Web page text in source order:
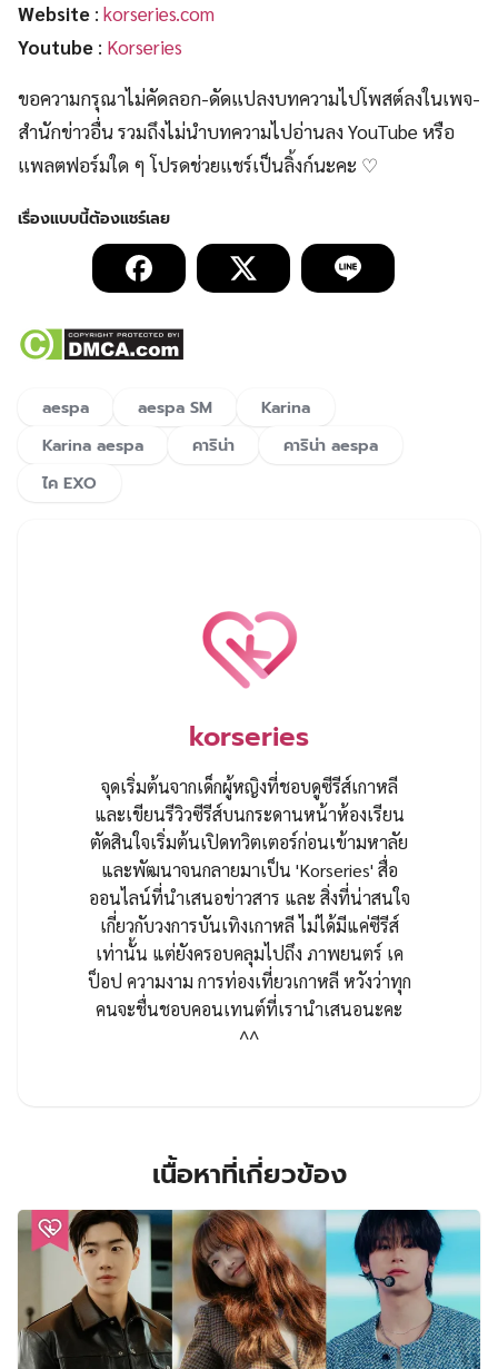
Website : korseries.com
Youtube : Korseries
ขอความกรุณาไม่คัดลอก-ดัดแปลงบทความไปโพสต์ลงในเพจ-
สำนักข่าวอื่น รวมถึงไม่นำบทความไปอ่านลง YouTube หรือ
แพลตฟอร์มใด ๆ โปรดช่วยแชร์เป็นลิ้งก์นะคะ ♡
aespa aespa SM
Karina
Karina aespa
คาริน่า
คาริน่า aespa
ไค EXO
korseries
จุดเริ่มต้นจากเด็กผู้หญิงที่ชอบดูซีรีส์เกาหลี
และเขียนรีวิวซีรีส์บนกระดานหน้าห้องเรียน
ตัดสินใจเริ่มต้นเปิดทวิตเตอร์ก่อนเข้ามหาลัย
และพัฒนาจนกลายมาเป็น 'Korseries' สื่อ
ออนไลน์ที่นำเสนอข่าวสาร และ สิ่งที่น่าสนใจ
เกี่ยวกับวงการบันเทิงเกาหลี ไม่ได้มีแค่ซีรีส์
เท่านั้น แต่ยังครอบคลุมไปถึง ภาพยนตร์ เค
ป็อป ความงาม การท่องเที่ยวเกาหลี หวังว่าทุก
คนจะชื่นชอบคอนเทนต์ที่เรานำเสนอนะคะ
^^
เนื้อหาที่เกี่ยวข้อง